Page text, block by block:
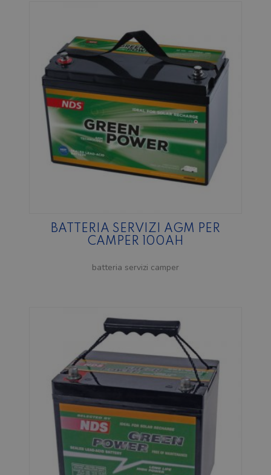
BATTERIA SERVIZI AGM PER
CAMPER 100AH
batteria servizi camper